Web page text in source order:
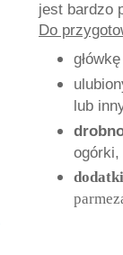
jest bardzo
Do
lub
dodatki